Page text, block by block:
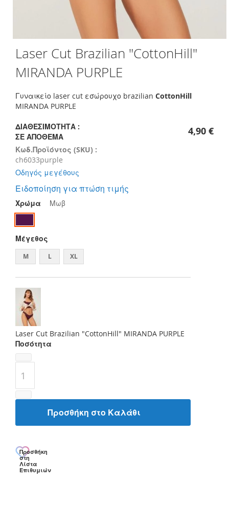
beginning
the
images
Laser Cut Brazilian "CottonHill"
MIRANDA PURPLE
Γυναικείο laser cut εσώρουχο brazilian CottonHill
MIRANDA PURPLE
ΔΙΑΘΕΣΙΜΌΤΗΤΑ :
ΣΕ ΑΠΌΘΕΜΑ
Κωδ.Προϊόντος (SKU) :
ch6033purple
Οδηγός μεγέθους
4,90 €
Ειδοποίηση για πτώση τιμής
Χρώμα Μωβ
Μέγεθος
M L XL
Laser Cut Brazilian "CottonHill" MIRANDA PURPLE
Ποσότητα
Προσθήκη στο Καλάθι
Προσθήκη
στη
Λίστα
Επιθυμιών